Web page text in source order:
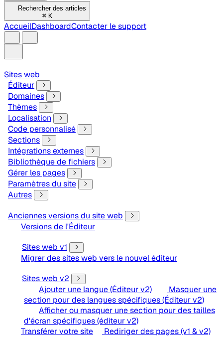
Rechercher des articles
⌘ K
AccueilDashboardContacter le support
Sites web
Éditeur
Domaines
Thèmes
Localisation
Code personnalisé
Sections
Intégrations externes
Bibliothèque de fichiers
Gérer les pages
Paramètres du site
Autres
Anciennes versions du site web
Versions de l'Éditeur
Sites web v1
Migrer des sites web vers le nouvel éditeur
Sites web v2
Ajouter une langue (Éditeur v2)
Masquer une
section pour des langues spécifiques (Éditeur v2)
Afficher ou masquer une section pour des tailles
d'écran spécifiques (éditeur v2)
Transférer votre site
Rediriger des pages (v1 & v2)